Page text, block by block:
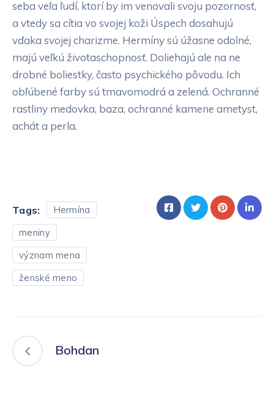
seba veľa ľudí, ktorí by im venovali svoju pozornosť,
a vtedy sa cítia vo svojej koži Úspech dosahujú
vďaka svojej charizme. Hermíny sú úžasne odolné,
majú veľkú životaschopnosť. Doliehajú ale na ne
drobné boliestky, často psychického pôvodu. Ich
obľúbené farby sú tmavomodrá a zelená. Ochranné
rastliny medovka, baza, ochranné kamene ametyst,
achát a perla.
Tags:
Hermína
meniny
význam mena
ženské meno
Bohdan